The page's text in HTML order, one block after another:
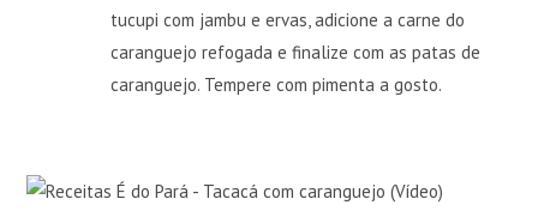
tucupi com jambu e ervas, adicione a carne do
caranguejo refogada e finalize com as patas de
caranguejo. Tempere com pimenta a gosto.